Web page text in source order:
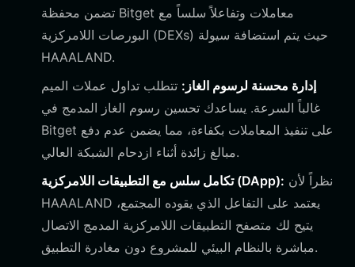
تضمن محفظة Bitget معاملات وتفاعلاً سلساً مع
البورصات اللامركزية (DEXs) حيث يتم استضافة سيولة
HAAALAND.
إدارة محسنة لرسوم الغاز: تتطلب تداول عملات الميم
غالباً السرعة. يساعدك تحسين رسوم الغاز المدمج في
Bitget على تنفيذ المعاملات بكفاءة، مما يضمن عدم دفع
مبالغ زائدة أثناء ازدحام الشبكة العالي.
تكامل سلس مع التطبيقات اللامركزية (DApp):
HAAALAND يعتمد على التفاعل الذي يقوده المجتمع،
يتيح لك متصفح التطبيقات اللامركزية المدمج الاتصال
مباشرة بالنظام البيئي للمشروع دون مغادرة التطبيق.